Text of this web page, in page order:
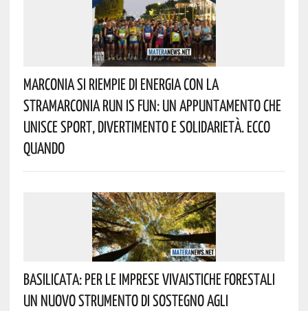
Marconia Si Riempie Di Energia Con La
StraMarconia Run Is Fun: Un Appuntamento Che
Unisce Sport, Divertimento E Solidarietà. Ecco
Quando
Basilicata: Per Le Imprese Vivaistiche Forestali
Un Nuovo Strumento Di Sostegno Agli